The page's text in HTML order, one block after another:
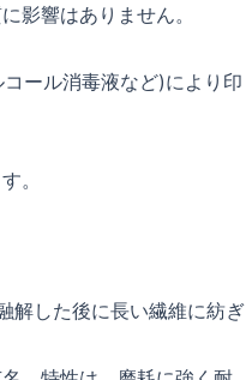
影響はありません。
ール消毒液など)により印
。
解した後に長い繊維に紡ぎ